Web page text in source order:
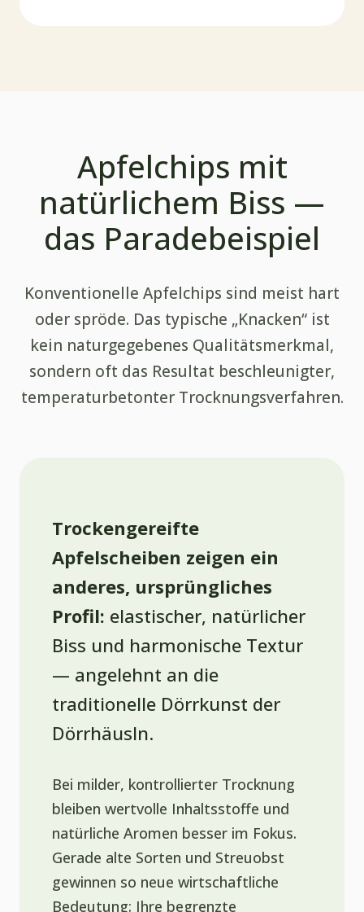
Apfelchips mit
natürlichem Biss —
das Paradebeispiel
Konventionelle Apfelchips sind meist hart
oder spröde. Das typische „Knacken“ ist
kein naturgegebenes Qualitätsmerkmal,
sondern oft das Resultat beschleunigter,
temperaturbetonter Trocknungsverfahren.
Trockengereifte
Apfelscheiben zeigen ein
anderes, ursprüngliches
Profil: elastischer, natürlicher
Biss und harmonische Textur
— angelehnt an die
traditionelle Dörrkunst der
Dörrhäusln.
Bei milder, kontrollierter Trocknung
bleiben wertvolle Inhaltsstoffe und
natürliche Aromen besser im Fokus.
Gerade alte Sorten und Streuobst
gewinnen so neue wirtschaftliche
Bedeutung: Ihre begrenzte